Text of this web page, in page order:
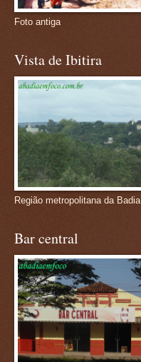
Foto antiga
Vista de Ibitira
Região metropolitana da Badia
Bar central